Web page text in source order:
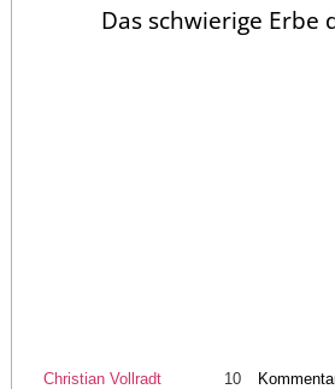
Das schwierige Erbe
Christian Vollradt 10